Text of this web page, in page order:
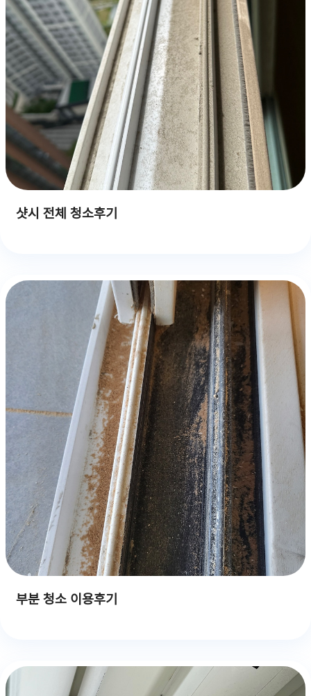
샷시 전체 청소후기
부분 청소 이용후기